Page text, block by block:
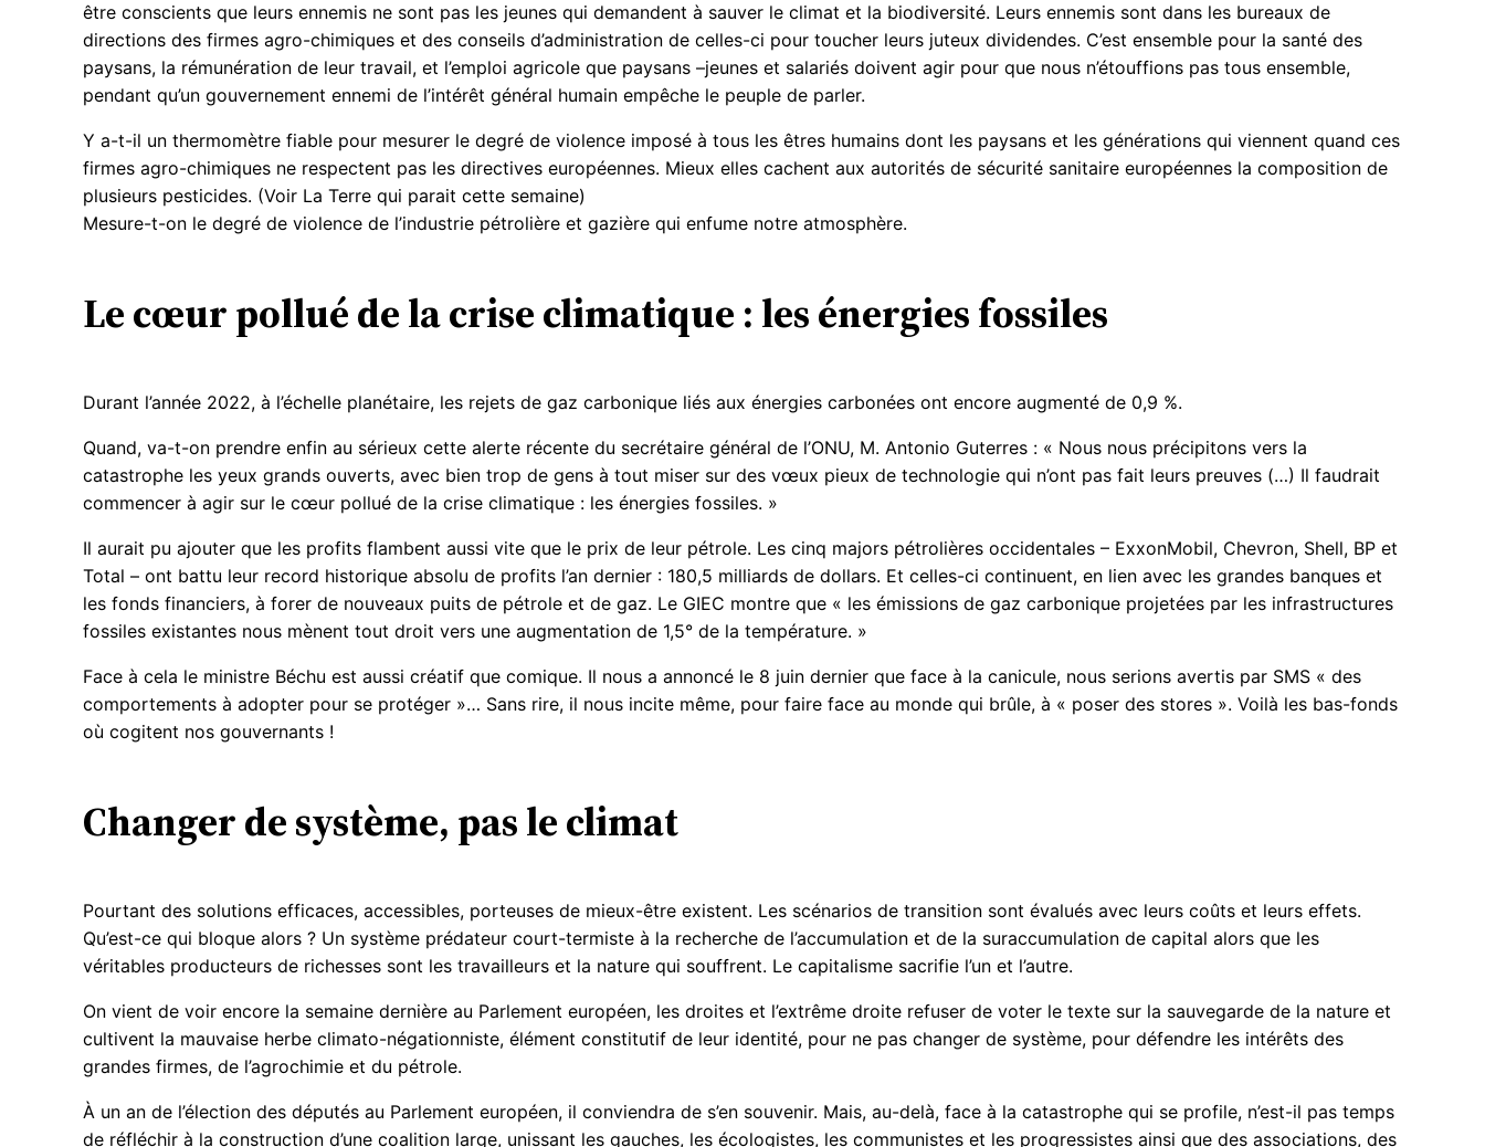
être conscients que leurs ennemis ne sont pas les jeunes qui demandent à sauver le climat et la biodiversité. Leurs ennemis sont dans les bureaux de
directions des firmes agro-chimiques et des conseils d’administration de celles-ci pour toucher leurs juteux dividendes. C’est ensemble pour la santé des
paysans, la rémunération de leur travail, et l’emploi agricole que paysans –jeunes et salariés doivent agir pour que nous n’étouffions pas tous ensemble,
pendant qu’un gouvernement ennemi de l’intérêt général humain empêche le peuple de parler.
Y a-t-il un thermomètre fiable pour mesurer le degré de violence imposé à tous les êtres humains dont les paysans et les générations qui viennent quand ces
firmes agro-chimiques ne respectent pas les directives européennes. Mieux elles cachent aux autorités de sécurité sanitaire européennes la composition de
plusieurs pesticides. (Voir La Terre qui parait cette semaine)
Mesure-t-on le degré de violence de l’industrie pétrolière et gazière qui enfume notre atmosphère.
Le cœur pollué de la crise climatique : les énergies fossiles
Durant l’année 2022, à l’échelle planétaire, les rejets de gaz carbonique liés aux énergies carbonées ont encore augmenté de 0,9 %.
Quand, va-t-on prendre enfin au sérieux cette alerte récente du secrétaire général de l’ONU, M. Antonio Guterres : « Nous nous précipitons vers la
catastrophe les yeux grands ouverts, avec bien trop de gens à tout miser sur des vœux pieux de technologie qui n’ont pas fait leurs preuves (…) Il faudrait
commencer à agir sur le cœur pollué de la crise climatique : les énergies fossiles. »
Il aurait pu ajouter que les profits flambent aussi vite que le prix de leur pétrole. Les cinq majors pétrolières occidentales – ExxonMobil, Chevron, Shell, BP et
Total – ont battu leur record historique absolu de profits l’an dernier : 180,5 milliards de dollars. Et celles-ci continuent, en lien avec les grandes banques et
les fonds financiers, à forer de nouveaux puits de pétrole et de gaz. Le GIEC montre que « les émissions de gaz carbonique projetées par les infrastructures
fossiles existantes nous mènent tout droit vers une augmentation de 1,5° de la température. »
Face à cela le ministre Béchu est aussi créatif que comique. Il nous a annoncé le 8 juin dernier que face à la canicule, nous serions avertis par SMS « des
comportements à adopter pour se protéger »… Sans rire, il nous incite même, pour faire face au monde qui brûle, à « poser des stores ». Voilà les bas-fonds
où cogitent nos gouvernants !
Changer de système, pas le climat
Pourtant des solutions efficaces, accessibles, porteuses de mieux-être existent. Les scénarios de transition sont évalués avec leurs coûts et leurs effets.
Qu’est-ce qui bloque alors ? Un système prédateur court-termiste à la recherche de l’accumulation et de la suraccumulation de capital alors que les
véritables producteurs de richesses sont les travailleurs et la nature qui souffrent. Le capitalisme sacrifie l’un et l’autre.
On vient de voir encore la semaine dernière au Parlement européen, les droites et l’extrême droite refuser de voter le texte sur la sauvegarde de la nature et
cultivent la mauvaise herbe climato-négationniste, élément constitutif de leur identité, pour ne pas changer de système, pour défendre les intérêts des
grandes firmes, de l’agrochimie et du pétrole.
À un an de l’élection des députés au Parlement européen, il conviendra de s’en souvenir. Mais, au-delà, face à la catastrophe qui se profile, n’est-il pas temps
de réfléchir à la construction d’une coalition large, unissant les gauches, les écologistes, les communistes et les progressistes ainsi que des associations, des